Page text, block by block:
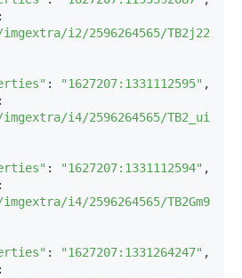
i2/2596264565/
: "1627207:1331112595" ,
i4/2596264565/
: "1627207:1331112594" ,
i4/2596264565/
: "1627207:1331264247" ,